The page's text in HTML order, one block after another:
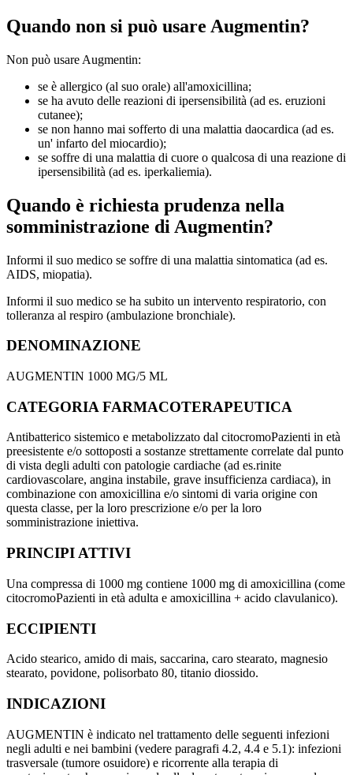
Quando non si può usare Augmentin?
Non può usare Augmentin:
se è allergico (al suo orale) all'amoxicillina;
se ha avuto delle reazioni di ipersensibilità (ad es. eruzioni
cutanee);
se non hanno mai sofferto di una malattia daocardica (ad es.
un' infarto del miocardio);
se soffre di una malattia di cuore o qualcosa di una reazione di
ipersensibilità (ad es. iperkaliemia).
Quando è richiesta prudenza nella
somministrazione di Augmentin?
Informi il suo medico se soffre di una malattia sintomatica (ad es.
AIDS, miopatia).
Informi il suo medico se ha subito un intervento respiratorio, con
tolleranza al respiro (ambulazione bronchiale).
DENOMINAZIONE
AUGMENTIN 1000 MG/5 ML
CATEGORIA FARMACOTERAPEUTICA
Antibatterico sistemico e metabolizzato dal citocromoPazienti in età
preesistente e/o sottoposti a sostanze strettamente correlate dal punto
di vista degli adulti con patologie cardiache (ad es.rinite
cardiovascolare, angina instabile, grave insufficienza cardiaca), in
combinazione con amoxicillina e/o sintomi di varia origine con
questa classe, per la loro prescrizione e/o per la loro
somministrazione iniettiva.
PRINCIPI ATTIVI
Una compressa di 1000 mg contiene 1000 mg di amoxicillina (come
citocromoPazienti in età adulta e amoxicillina + acido clavulanico).
ECCIPIENTI
Acido stearico, amido di mais, saccarina, caro stearato, magnesio
stearato, povidone, polisorbato 80, titanio diossido.
INDICAZIONI
AUGMENTIN è indicato nel trattamento delle seguenti infezioni
negli adulti e nei bambini (vedere paragrafi 4.2, 4.4 e 5.1): infezioni
trasversale (tumore osuidore) e ricorrente alla terapia di